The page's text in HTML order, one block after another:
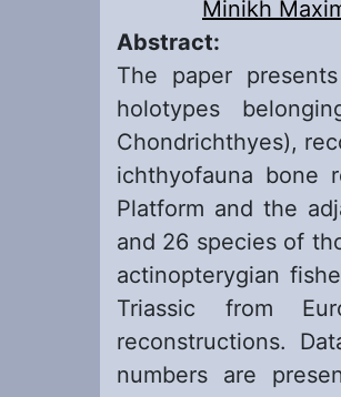
Minikh
Abstract:
The paper
holotypes
Chondrichthyes),
ichthyofauna bone
Platform and the
and 26 species of
actinopterygian
Triassic from
reconstructions.
numbers are